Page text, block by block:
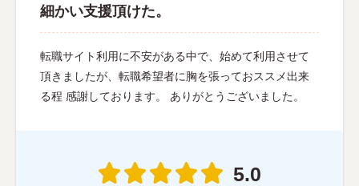
細かい支援頂けた。
転職サイト利用に不安がある中で、始めて利用させて
頂きましたが、転職希望者に胸を張っておススメ出来
る程 感謝しております。 ありがとうございました。
5.0